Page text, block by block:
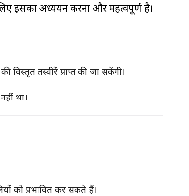
तस्वीरें प्राप्त की जा सकेंगी।
था।
को प्रभावित कर सकते हैं।